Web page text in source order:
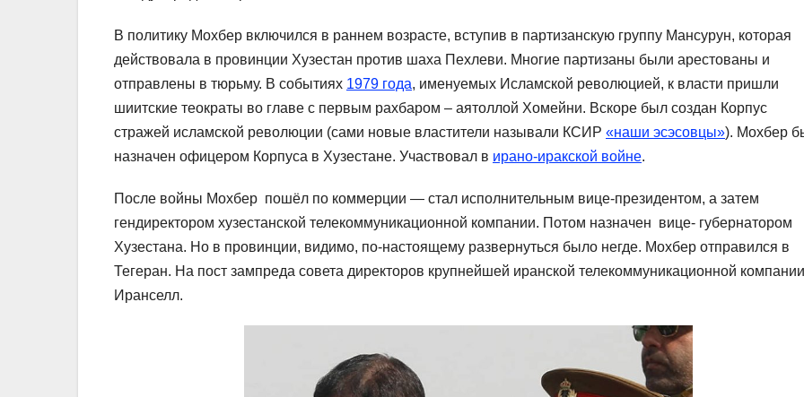
В политику Мохбер включился в раннем возрасте, вступив в партизанскую группу Мансурун, которая
действовала в провинции Хузестан против шаха Пехлеви. Многие партизаны были арестованы и
отправлены в тюрьму. В событиях 1979 года, именуемых Исламской революцией, к власти пришли
шиитские теократы во главе с первым рахбаром – аятоллой Хомейни. Вскоре был создан Корпус
стражей исламской революции (сами новые властители называли КСИР «наши эсэсовцы»). Мохбер
назначен офицером Корпуса в Хузестане. Участвовал в ирано-иракской войне.
После войны Мохбер пошёл по коммерции — стал исполнительным вице-президентом, а затем
гендиректором хузестанской телекоммуникационной компании. Потом назначен вице- губернатором
Хузестана. Но в провинции, видимо, по-настоящему развернуться было негде. Мохбер отправился в
Тегеран. На пост зампреда совета директоров крупнейшей иранской телекоммуникационной компании
Иранселл.